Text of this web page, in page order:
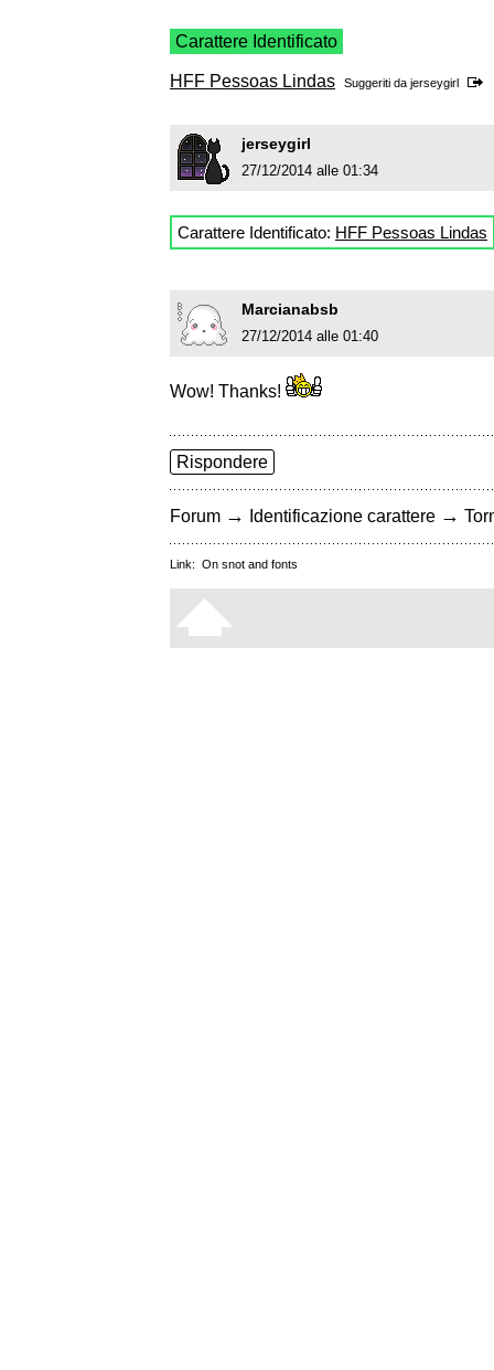
Carattere Identificato
HFF Pessoas Lindas Suggeriti da jerseygirl
jerseygirl
27/12/2014 alle 01:34
Carattere Identificato: HFF Pessoas Lindas
Marcianabsb
27/12/2014 alle 01:40
Wow! Thanks!
Rispondere
Forum → Identificazione carattere →
Link: On snot and fonts